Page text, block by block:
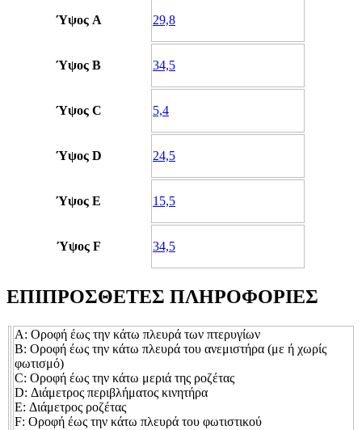
Ύψος A 29,8
Ύψος B 34,5
Ύψος C 5,4
Ύψος D 24,5
Ύψος E 15,5
Ύψος F 34,5
ΕΠΙΠΡΟΣΘΕΤΕΣ ΠΛΗΡΟΦΟΡΙΕΣ
Α: Οροφή έως την κάτω πλευρά των πτερυγίων
Β: Οροφή έως την κάτω πλευρά του ανεμιστήρα (με ή χωρίς
φωτισμό)
C: Οροφή έως την κάτω μεριά της ροζέτας
D: Διάμετρος περιβλήματος κινητήρα
E: Διάμετρος ροζέτας
F: Οροφή έως την κάτω πλευρά του φωτιστικού